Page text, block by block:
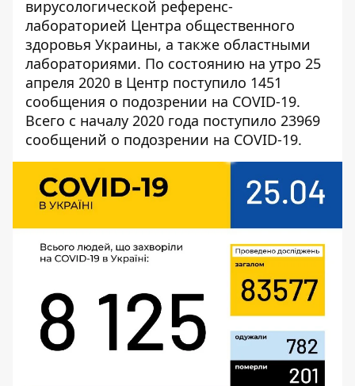
вирусологической референс-
лабораторией Центра общественного
здоровья Украины, а также областными
лабораториями. По состоянию на утро 25
апреля 2020 в Центр поступило 1451
сообщения о подозрении на COVID-19.
Всего с началу 2020 года поступило 23969
сообщений о подозрении на COVID-19.